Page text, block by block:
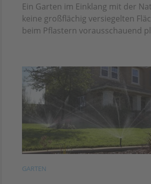
Ein Garten im Einklang mit der
keine großflächig versiegelten
beim Pflastern vorausschauend
GARTEN